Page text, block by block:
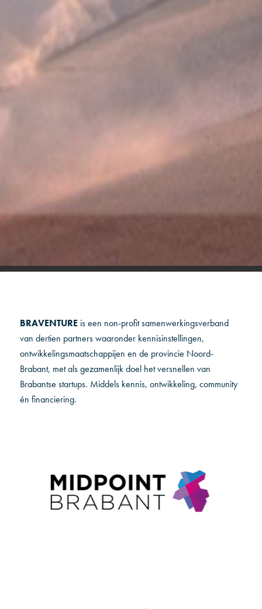
BRAVENTURE is een non-profit samenwerkingsverband
van dertien partners waaronder kennisinstellingen,
ontwikkelingsmaatschappijen en de provincie Noord-
Brabant, met als gezamenlijk doel het versnellen van
Brabantse startups. Middels kennis, ontwikkeling, community
én financiering.